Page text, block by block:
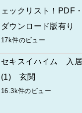
ェックリスト！PDF
ダウンロード版有り
17k件のビュー
セキスイハイム 入
(1) 玄関
16.3k件のビュー